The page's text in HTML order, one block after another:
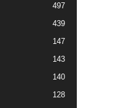
497
439
147
143
140
128